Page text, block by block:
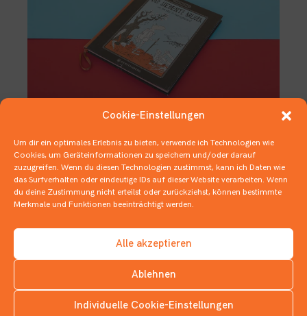
Cookie-Einstellungen
Um dir ein optimales Erlebnis zu bieten, verwende ich Technologien wie
Cookies, um Geräteinformationen zu speichern und/oder darauf
zuzugreifen. Wenn du diesen Technologien zustimmst, kann ich Daten wie
das Surfverhalten oder eindeutige IDs auf dieser Website verarbeiten. Wenn
du deine Zustimmung nicht erteilst oder zurückziehst, können bestimmte
Merkmale und Funktionen beeinträchtigt werden.
Alle akzeptieren
Ablehnen
Individuelle Cookie-Einstellungen
Lümmelnde Prinzessinnen,
heldenhafte Brüder und
schmalzfreie Happy Ends
1 BUCH IN 5 SÄTZEN, 1 BUCH IN …, BILDERBÜCHER